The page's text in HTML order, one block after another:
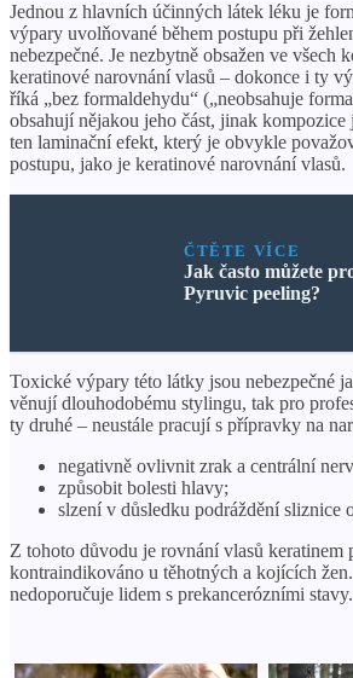
Jednou z hlavních účinných látek léku je
výpary uvolňované během postupu při
nebezpečné. Je nezbytně obsažen ve všech
keratinové narovnání vlasů – dokonce i ty
říká „bez formaldehydu“ („neobsahuje
obsahují nějakou jeho část, jinak kompozice
ten laminační efekt, který je obvykle
postupu, jako je keratinové narovnání vlasů.
ČTĚTE VÍCE
Jak často můžete
Pyruvic peeling?
Toxické výpary této látky jsou nebezpečné
věnují dlouhodobému stylingu, tak pro
ty druhé – neustále pracují s přípravky na
negativně ovlivnit zrak a centrální
způsobit bolesti hlavy;
slzení v důsledku podráždění sliznice
Z tohoto důvodu je rovnání vlasů keratinem
kontraindikováno u těhotných a kojících
nedoporučuje lidem s prekancerózními stavy.